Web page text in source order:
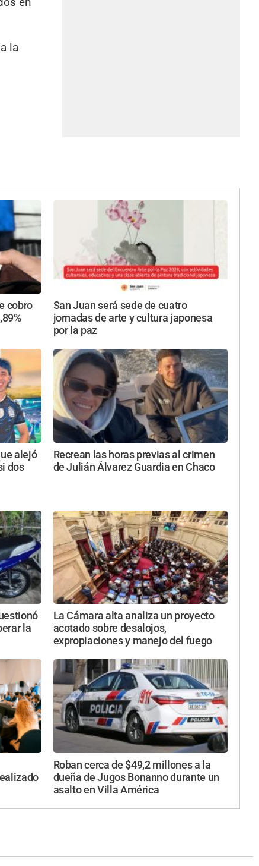
la
cobro
San Juan será sede de cuatro
jornadas de arte y cultura japonesa
por la paz
alejó
dos
Recrean las horas previas al crimen
de Julián Álvarez Guardia en Chaco
la
La Cámara alta analiza un proyecto
acotado sobre desalojos,
expropiaciones y manejo del fuego
Roban cerca de $49,2 millones a la
dueña de Jugos Bonanno durante un
asalto en Villa América